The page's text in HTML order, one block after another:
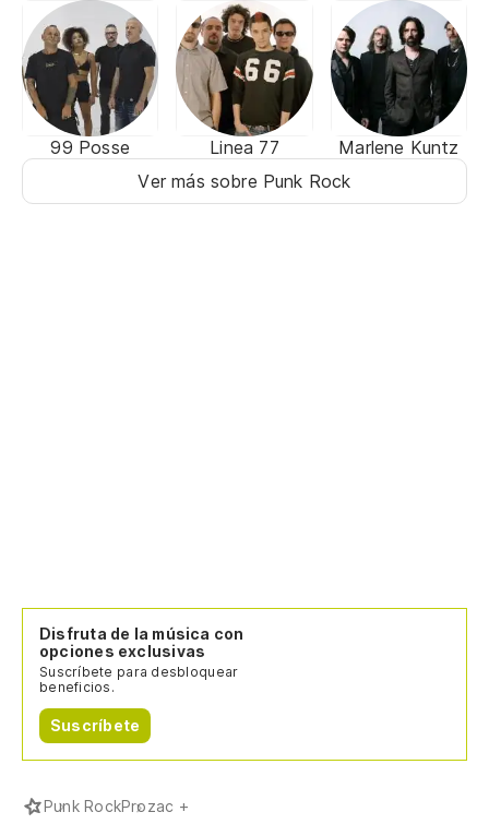
99 Posse Linea 77
Marlene Kuntz
Ver más sobre Punk Rock
Disfruta de la música con
opciones exclusivas
Suscríbete para desbloquear
beneficios.
Suscríbete
Punk RockProzac +